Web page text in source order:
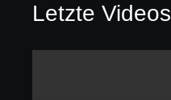
Letzte Videos